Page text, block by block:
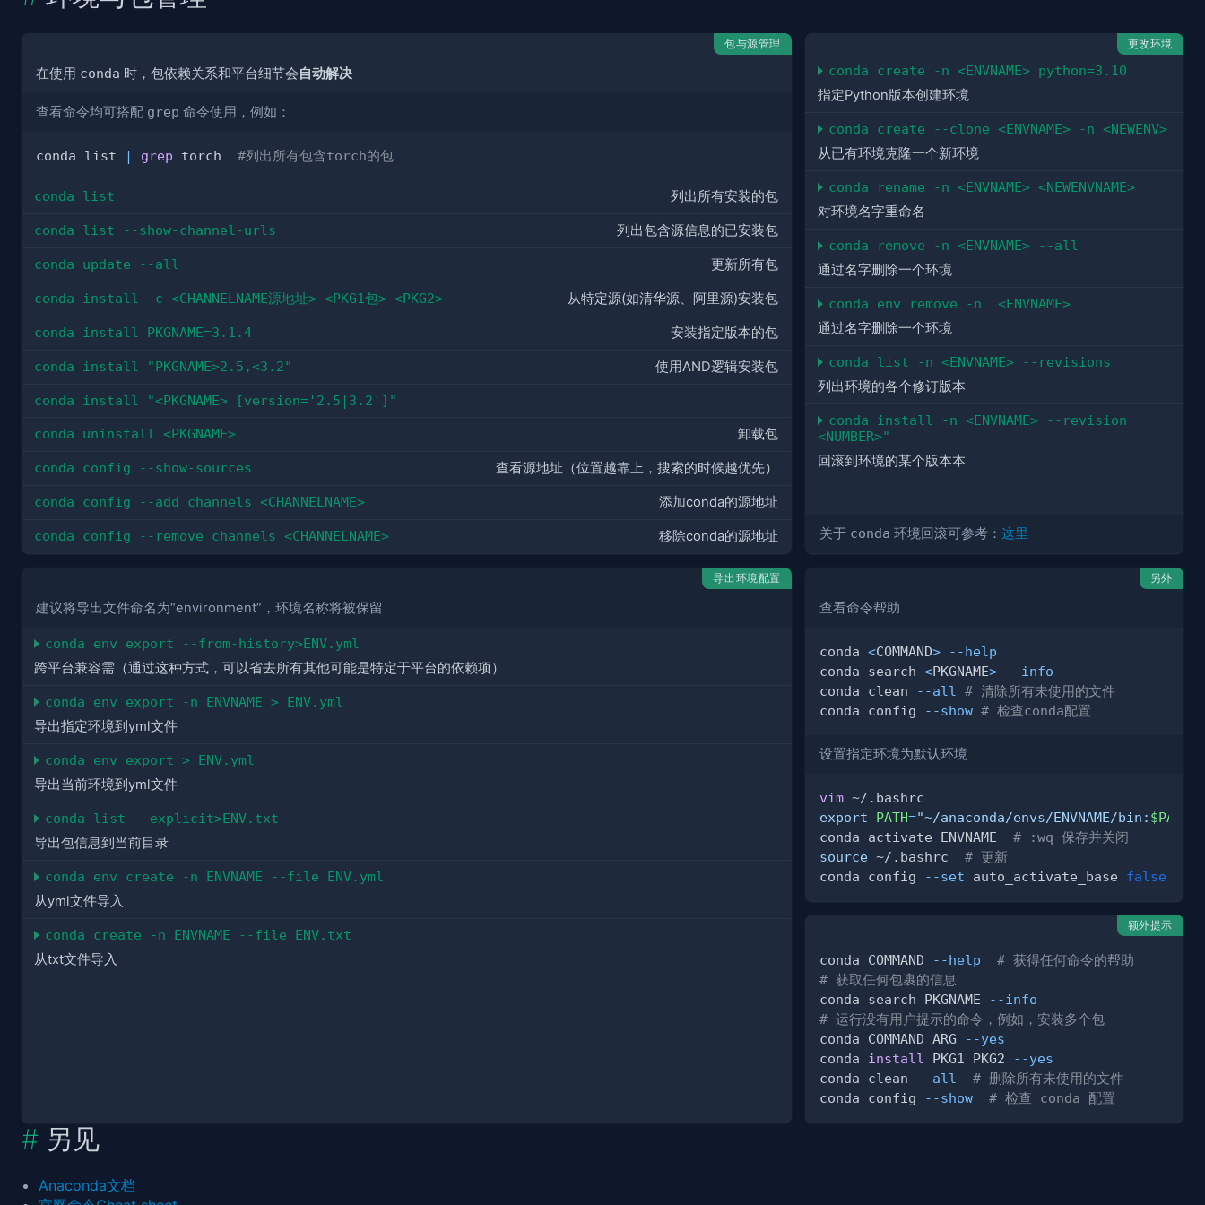
包与源管理
在使用 conda 时，包依赖关系和平台细节会自动解决
查看命令均可搭配 grep 命令使用，例如：
conda list | grep torch #列出所有包含torch的包
conda list 列出所有安装的包
conda list --show-channel-urls 列出包含源信息的已安装包
conda update --all 更新所有包
conda install -c <CHANNELNAME源地址> <PKG1包> <PKG2> 从特定源(如清华源、阿里源)安装包
conda install PKGNAME=3.1.4 安装指定版本的包
conda install "PKGNAME>2.5,<3.2" 使用AND逻辑安装包
conda install "<PKGNAME> [version='2.5|3.2']"
conda uninstall <PKGNAME> 卸载包
conda config --show-sources 查看源地址（位置越靠上，搜索的时候越优先）
conda config --add channels <CHANNELNAME> 添加conda的源地址
conda config --remove channels <CHANNELNAME> 移除conda的源地址
更改环境
conda create -n <ENVNAME> python=3.10
指定Python版本创建环境
conda create --clone <ENVNAME> -n <NEWENV>
从已有环境克隆一个新环境
conda rename -n <ENVNAME> <NEWENVNAME>
对环境名字重命名
conda remove -n <ENVNAME> --all
通过名字删除一个环境
conda env remove -n  <ENVNAME>
通过名字删除一个环境
conda list -n <ENVNAME> --revisions
列出环境的各个修订版本
conda install -n <ENVNAME> --revision
<NUMBER>"
回滚到环境的某个版本本
关于 conda 环境回滚可参考：这里
导出环境配置
建议将导出文件命名为“environment”，环境名称将被保留
conda env export --from-history>ENV.yml
跨平台兼容需（通过这种方式，可以省去所有其他可能是特定于平台的依赖项）
conda env export -n ENVNAME > ENV.yml
导出指定环境到yml文件
conda env export > ENV.yml
导出当前环境到yml文件
conda list --explicit>ENV.txt
导出包信息到当前目录
conda env create -n ENVNAME --file ENV.yml
从yml文件导入
conda create -n ENVNAME --file ENV.txt
从txt文件导入
另外
查看命令帮助
conda <COMMAND>
--help
conda search <PKGNAME>
--info
conda clean
--all
# 清除所有未使用的文件
conda config
--show # 检查conda配置
设置指定环境为默认环境
vim
export
PATH="~/anaconda/envs/ENVNAME/bin: $PATH
conda activate ENVNAME # :wq 保存并关闭
source ~/.bashrc # 更新
conda config
--set auto_activate_base false
额外提示
conda COMMAND --help
# 获得任何命令的帮助
# 获取任何包裹的信息
conda search PKGNAME
--info
# 运行没有用户提示的命令，例如，安装多个包
conda COMMAND ARG
--yes
conda install PKG1 PKG2
--yes
conda clean
--all
# 删除所有未使用的文件
conda config
--show # 检查 conda 配置
另见
Anaconda文档